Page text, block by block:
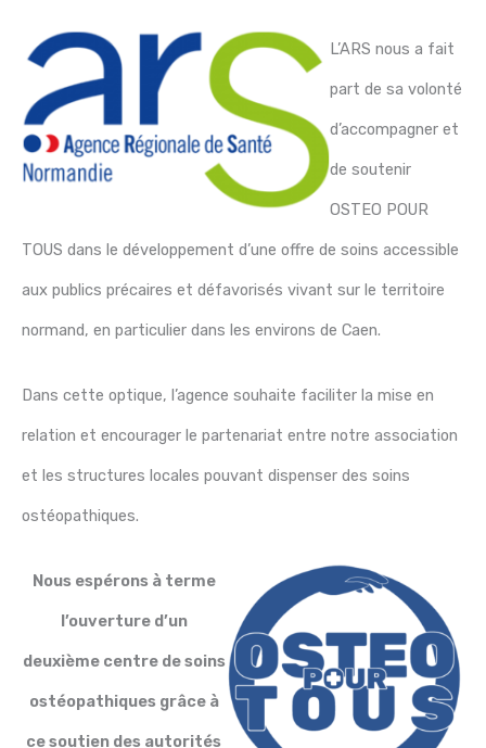
L’ARS nous a fait
part de sa volonté
d’accompagner et
de soutenir
OSTEO POUR
TOUS dans le développement d’une offre de soins accessible
aux publics précaires et défavorisés vivant sur le territoire
normand, en particulier dans les environs de Caen.
Dans cette optique, l’agence souhaite faciliter la mise en
relation et encourager le partenariat entre notre association
et les structures locales pouvant dispenser des soins
ostéopathiques.
Nous espérons à terme
l’ouverture d’un
deuxième centre de soins
ostéopathiques grâce à
ce soutien des autorités